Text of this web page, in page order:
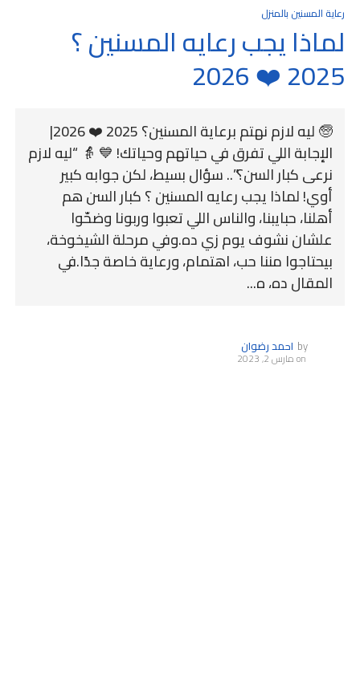
رعاية المسنين بالمنزل
لماذا يجب رعايه المسنين ؟
2025 ❤️ 2026
🧓 ليه لازم نهتم برعاية المسنين؟ 2025 ❤️ 2026|
الإجابة اللي تفرق في حياتهم وحياتك! 💙 👵 “ليه لازم
نرعى كبار السن؟”.. سؤال بسيط، لكن جوابه كبير
أوي! لماذا يجب رعايه المسنين ؟ كبار السن هم
أهلنا، حبايبنا، والناس اللي تعبوا وربونا وضحّوا
علشان نشوف يوم زي ده.وفي مرحلة الشيخوخة،
بيحتاجوا مننا حب، اهتمام، ورعاية خاصة جدًا.في
المقال ده، ه...
by احمد رضوان
onمارس 2, 2023